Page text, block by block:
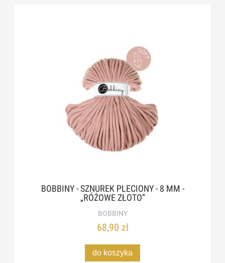
BOBBINY - SZNUREK PLECIONY - 8 MM -
„RÓŻOWE ZŁOTO”
BOBBINY
68,90 zł
do koszyka